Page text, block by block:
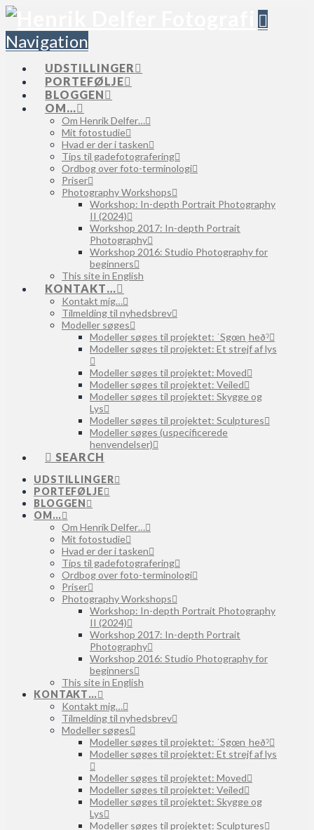
Navigation
UDSTILLINGER
PORTEFØLJE
BLOGGEN
OM…
Om Henrik Delfer…
Mit fotostudie
Hvad er der i tasken
Tips til gadefotografering
Ordbog over foto-terminologi
Priser
Photography Workshops
Workshop: In-depth Portrait Photography
II (2024)
Workshop 2017: In-depth Portrait
Photography
Workshop 2016: Studio Photography for
beginners
This site in English
KONTAKT…
Kontakt mig…
Tilmelding til nyhedsbrev
Modeller søges
Modeller søges til projektet: ˈSgœnˌheðˀ
Modeller søges til projektet: Et strejf af lys
Modeller søges til projektet: Moved
Modeller søges til projektet: Veiled
Modeller søges til projektet: Skygge og
Lys
Modeller søges til projektet: Sculptures
Modeller søges (uspecificerede
henvendelser)
SEARCH
UDSTILLINGER
PORTEFØLJE
BLOGGEN
OM…
Om Henrik Delfer…
Mit fotostudie
Hvad er der i tasken
Tips til gadefotografering
Ordbog over foto-terminologi
Priser
Photography Workshops
Workshop: In-depth Portrait Photography
II (2024)
Workshop 2017: In-depth Portrait
Photography
Workshop 2016: Studio Photography for
beginners
This site in English
KONTAKT…
Kontakt mig…
Tilmelding til nyhedsbrev
Modeller søges
Modeller søges til projektet: ˈSgœnˌheðˀ
Modeller søges til projektet: Et strejf af lys
Modeller søges til projektet: Moved
Modeller søges til projektet: Veiled
Modeller søges til projektet: Skygge og
Lys
Modeller søges til projektet: Sculptures